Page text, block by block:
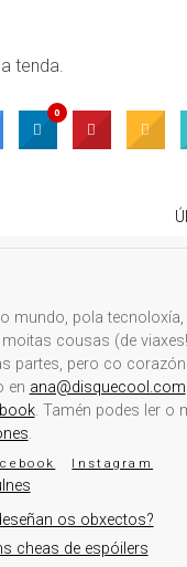
tenda.
0
mundo, pola
cousas (de
partes, pero co
en ana@disquecool.com
. Tamén podes ler o
.
Instagram
os obxectos?
cheas de espóilers